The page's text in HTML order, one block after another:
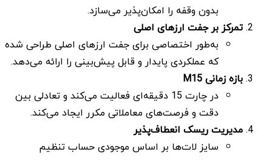
بدون وقفه را امکان‌پذیر می‌سازد.
تمرکز بر جفت ارزهای اصلی
به‌طور اختصاصی برای جفت ارزهای اصلی طراحی شده
که عملکردی پایدار و قابل پیش‌بینی را ارائه می‌دهد.
بازه زمانیM15
در چارت 15 دقیقه‌ای فعالیت می‌کند و تعادلی بین
دقت و فرصت‌های معاملاتی مکرر ایجاد می‌کند.
مدیریت ریسک انعطاف‌پذیر
سایز لات‌ها بر اساس موجودی حساب تنظیم